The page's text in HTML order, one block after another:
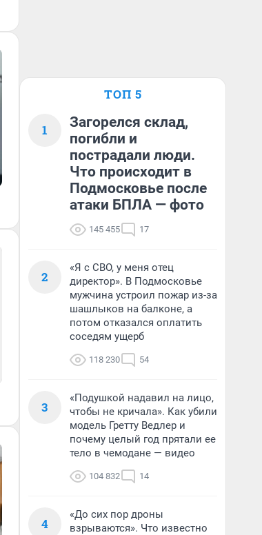
ТОП 5
1
Загорелся склад,
погибли и
пострадали люди.
Что происходит в
Подмосковье после
атаки БПЛА — фото
145 455 17
2
«Я с СВО, у меня отец
директор». В Подмосковье
мужчина устроил пожар из-за
шашлыков на балконе, а
потом отказался оплатить
соседям ущерб
118 230 54
3
«Подушкой надавил на лицо,
чтобы не кричала». Как убили
модель Гретту Ведлер и
почему целый год прятали ее
тело в чемодане — видео
104 832 14
4
«До сих пор дроны
взрываются». Что известно